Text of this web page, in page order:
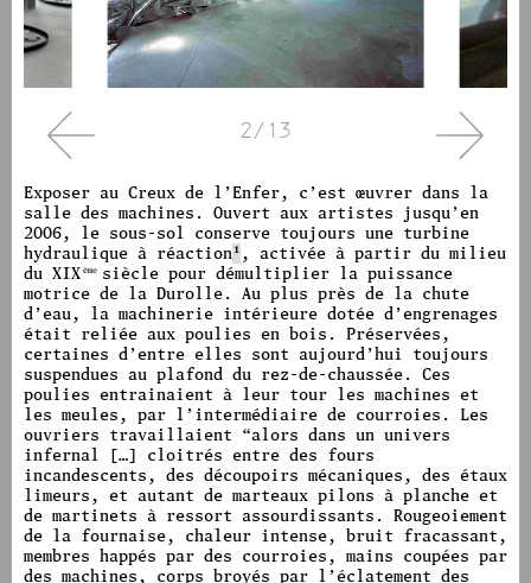
3/13
Exposer au Creux de l’Enfer, c’est œuvrer dans la
salle des machines. Ouvert aux artistes jusqu’en
2006, le sous-sol conserve toujours une turbine
hydraulique à réaction1 , activée à partir du milieu
du XIX ème
siècle pour démultiplier la puissance
motrice de la Durolle. Au plus près de la chute
d’eau, la machinerie intérieure dotée d’engrenages
était reliée aux poulies en bois. Préservées,
certaines d’entre elles sont aujourd’hui toujours
suspendues au plafond du rez-de-chaussée. Ces
poulies entrainaient à leur tour les machines et
les meules, par l’intermédiaire de courroies. Les
ouvriers travaillaient “alors dans un univers
infernal […] cloitrés entre des fours
incandescents, des découpoirs mécaniques, des étaux
limeurs, et autant de marteaux pilons à planche et
de martinets à ressort assourdissants. Rougeoiement
de la fournaise, chaleur intense, bruit fracassant,
membres happés par des courroies, mains coupées par
des machines, corps broyés par l’éclatement des